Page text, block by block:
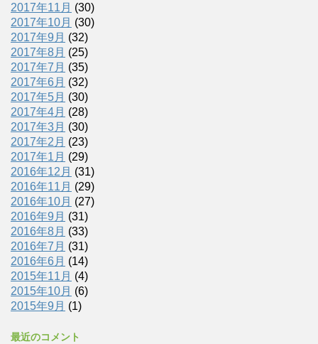
2017年11月 (30)
2017年10月 (30)
2017年9月 (32)
2017年8月 (25)
2017年7月 (35)
2017年6月 (32)
2017年5月 (30)
2017年4月 (28)
2017年3月 (30)
2017年2月 (23)
2017年1月 (29)
2016年12月 (31)
2016年11月 (29)
2016年10月 (27)
2016年9月 (31)
2016年8月 (33)
2016年7月 (31)
2016年6月 (14)
2015年11月 (4)
2015年10月 (6)
2015年9月 (1)
最近のコメント